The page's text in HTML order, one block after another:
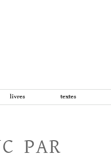
livres textes
PAR